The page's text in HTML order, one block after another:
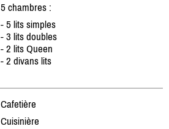
5 chambres :
- 5 lits simples
- 3 lits doubles
- 2 lits Queen
- 2 divans lits
Cafetière
Cuisinière